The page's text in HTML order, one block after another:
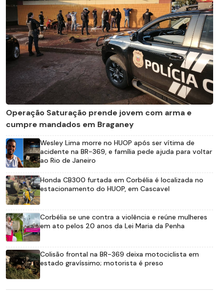
Operação Saturação prende jovem com arma e
cumpre mandados em Braganey
Wesley Lima morre no HUOP após ser vítima de
acidente na BR-369, e família pede ajuda para voltar
ao Rio de Janeiro
Honda CB300 furtada em Corbélia é localizada no
estacionamento do HUOP, em Cascavel
Corbélia se une contra a violência e reúne mulheres
em ato pelos 20 anos da Lei Maria da Penha
Colisão frontal na BR-369 deixa motociclista em
estado gravíssimo; motorista é preso